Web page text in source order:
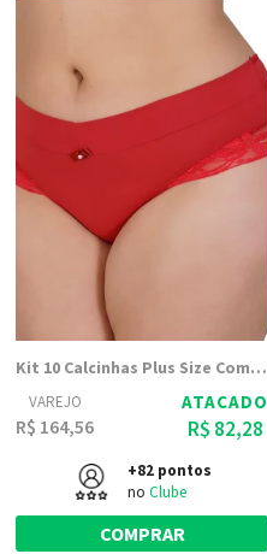
Kit 10 Calcinhas Plus Size Com Renda Na Latera Sheila - Dily Modas
VAREJO
R$ 164,56
ATACADO
R$ 82,28
+82 pontos
no Clube
COMPRAR